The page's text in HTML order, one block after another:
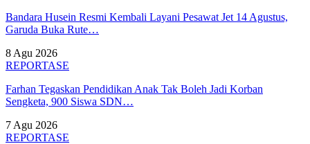
Bandara Husein Resmi Kembali Layani Pesawat Jet 14 Agustus,
Garuda Buka Rute…
8 Agu 2026
REPORTASE
Farhan Tegaskan Pendidikan Anak Tak Boleh Jadi Korban
Sengketa, 900 Siswa SDN…
7 Agu 2026
REPORTASE